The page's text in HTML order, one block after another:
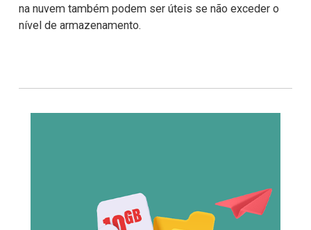
na nuvem também podem ser úteis se não exceder o
nível de armazenamento.